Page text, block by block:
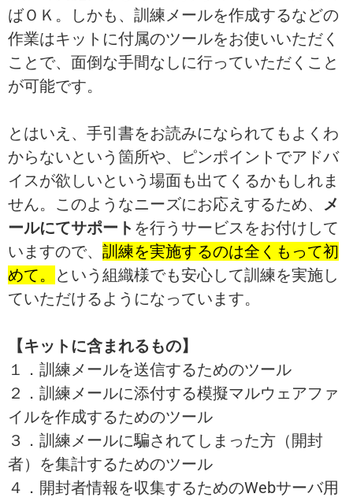
ばＯＫ。しかも、訓練メールを作成するなどの
作業はキットに付属のツールをお使いいただく
ことで、面倒な手間なしに行っていただくこと
が可能です。
とはいえ、手引書をお読みになられてもよくわ
からないという箇所や、ピンポイントでアドバ
イスが欲しいという場面も出てくるかもしれま
せん。このようなニーズにお応えするため、
メ
ールにてサポート を行うサービスをお付けして
いますので、 訓練を実施するのは全くもって初
めて。
という組織様でも安心して訓練を実施し
ていただけるようになっています。
【キットに含まれるもの】
１．訓練メールを送信するためのツール
２．訓練メールに添付する模擬マルウェアファ
イルを作成するためのツール
３．訓練メールに騙されてしまった方（開封
者）を集計するためのツール
４．開封者情報を収集するためのWebサーバ用